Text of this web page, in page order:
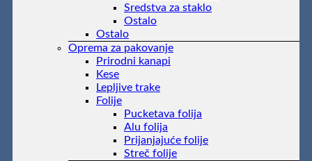
Sredstva za staklo
Ostalo
Ostalo
Oprema za pakovanje
Prirodni kanapi
Kese
Lepljive trake
Folije
Pucketava folija
Alu folija
Prijanjajuće folije
Streč folije